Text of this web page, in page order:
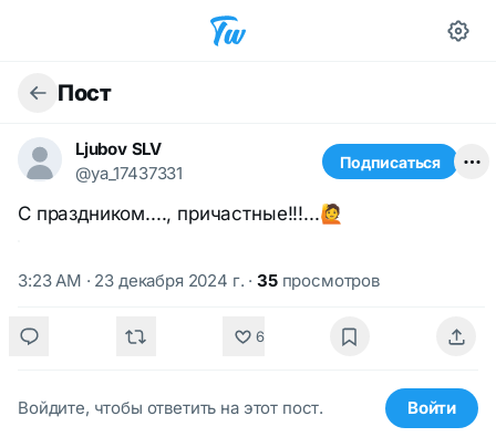
Пост
Ljubov SLV
@ya_17437331
Подписаться
С праздником...., причастные!!!...🙋
3:23 AM · 23 декабря 2024 г. ·35просмотров
6
Войдите, чтобы ответить на этот пост. Войти